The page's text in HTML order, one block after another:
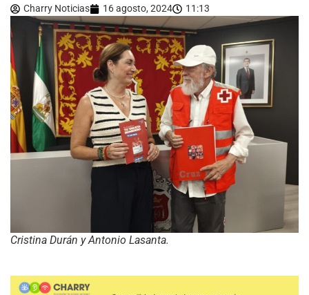
Charry Noticias 16 agosto, 2024 11:13
Cristina Durán y Antonio Lasanta.